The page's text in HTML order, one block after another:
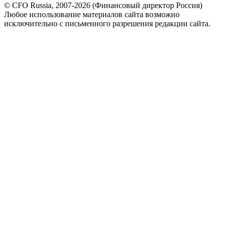
© CFO Russia, 2007-2026 (Финансовый директор Россия)
Любое использование материалов сайта возможно
исключительно с письменного разрешения редакции сайта.